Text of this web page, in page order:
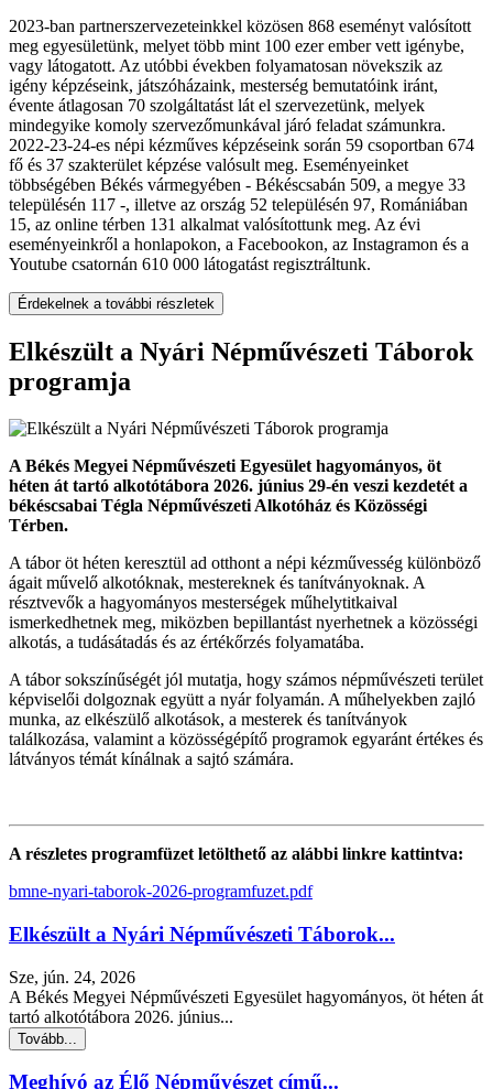
2023-ban partnerszervezeteinkkel közösen 868 eseményt valósított
meg egyesületünk, melyet több mint 100 ezer ember vett igénybe,
vagy látogatott. Az utóbbi években folyamatosan növekszik az
igény képzéseink, játszóházaink, mesterség bemutatóink iránt,
évente átlagosan 70 szolgáltatást lát el szervezetünk, melyek
mindegyike komoly szervezőmunkával járó feladat számunkra.
2022-23-24-es népi kézműves képzéseink során 59 csoportban 674
fő és 37 szakterület képzése valósult meg. Eseményeinket
többségében Békés vármegyében - Békéscsabán 509, a megye 33
településén 117 -, illetve az ország 52 településén 97, Romániában
15, az online térben 131 alkalmat valósítottunk meg. Az évi
eseményeinkről a honlapokon, a Facebookon, az Instagramon és a
Youtube csatornán 610 000 látogatást regisztráltunk.
Érdekelnek a további részletek
Elkészült a Nyári Népművészeti Táborok
programja
A Békés Megyei Népművészeti Egyesület hagyományos, öt
héten át tartó alkotótábora 2026. június 29-én veszi kezdetét a
békéscsabai Tégla Népművészeti Alkotóház és Közösségi
Térben.
A tábor öt héten keresztül ad otthont a népi kézművesség különböző
ágait művelő alkotóknak, mestereknek és tanítványoknak. A
résztvevők a hagyományos mesterségek műhelytitkaival
ismerkedhetnek meg, miközben bepillantást nyerhetnek a közösségi
alkotás, a tudásátadás és az értékőrzés folyamatába.
A tábor sokszínűségét jól mutatja, hogy számos népművészeti terület
képviselői dolgoznak együtt a nyár folyamán. A műhelyekben zajló
munka, az elkészülő alkotások, a mesterek és tanítványok
találkozása, valamint a közösségépítő programok egyaránt értékes és
látványos témát kínálnak a sajtó számára.
A részletes programfüzet letölthető az alábbi linkre kattintva:
bmne-nyari-taborok-2026-programfuzet.pdf
Elkészült a Nyári Népművészeti Táborok...
Sze, jún. 24, 2026
A Békés Megyei Népművészeti Egyesület hagyományos, öt héten át
tartó alkotótábora 2026. június...
Tovább...
Meghívó az Élő Népművészet című...